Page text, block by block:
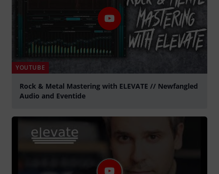
YOUTUBE
Rock & Metal Mastering with ELEVATE // Newfangled
Audio and Eventide